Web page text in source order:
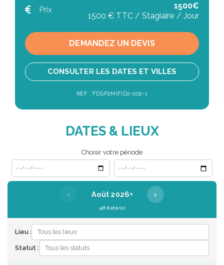
Prix
1500€
1500 € TTC / Stagiaire / Jour
DEMANDEZ UN DEVIS
CONSULTER LES DATES ET VILLES
REF : FDSP2MIFID2-002-1
DATES & LIEUX
Choisir votre période
Date de début
Date de fin
‹ Août 2026▾ ›
48 date(s)
Lieu :
Statut :